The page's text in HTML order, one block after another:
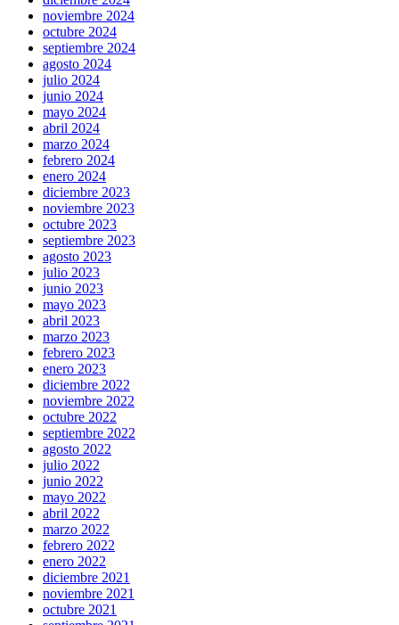
noviembre 2024
octubre 2024
septiembre 2024
agosto 2024
julio 2024
junio 2024
mayo 2024
abril 2024
marzo 2024
febrero 2024
enero 2024
diciembre 2023
noviembre 2023
octubre 2023
septiembre 2023
agosto 2023
julio 2023
junio 2023
mayo 2023
abril 2023
marzo 2023
febrero 2023
enero 2023
diciembre 2022
noviembre 2022
octubre 2022
septiembre 2022
agosto 2022
julio 2022
junio 2022
mayo 2022
abril 2022
marzo 2022
febrero 2022
enero 2022
diciembre 2021
noviembre 2021
octubre 2021